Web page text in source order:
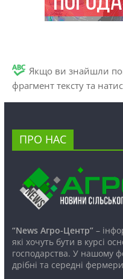
Якщо ви знайшли
фрагмент тексту та
ПРО НАС
“News Агро-Центр”–
які хочуть бути в курсі
господарства. У нашому
дрібні та середні